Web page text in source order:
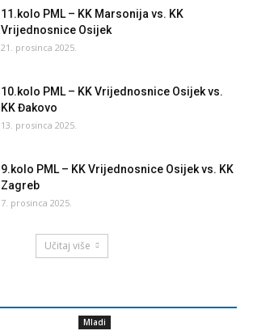
11.kolo PML – KK Marsonija vs. KK
Vrijednosnice Osijek
21. prosinca 2025.
10.kolo PML – KK Vrijednosnice Osijek vs.
KK Đakovo
13. prosinca 2025.
9.kolo PML – KK Vrijednosnice Osijek vs. KK
Zagreb
7. prosinca 2025.
Učitaj više
Mladi